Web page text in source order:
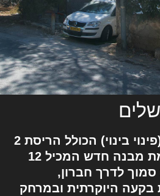
פרויקט תמ"א 38\2 (פינוי בינוי) הכולל הריסת 2
בנינים עתיקים והקמת מבנה חדש המכיל 12
לדרך חברון,
בקעה היוקרתית ובמרחק